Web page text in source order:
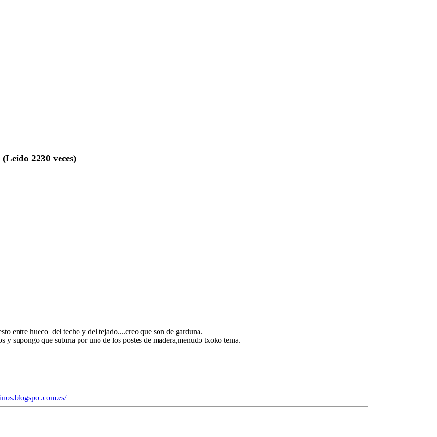
2230 veces)
entre hueco del techo y del tejado....creo que son de garduna.
y supongo que subiria por uno de los postes de madera,menudo txoko tenia.